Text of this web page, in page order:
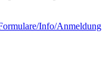
Info/Anmeldung